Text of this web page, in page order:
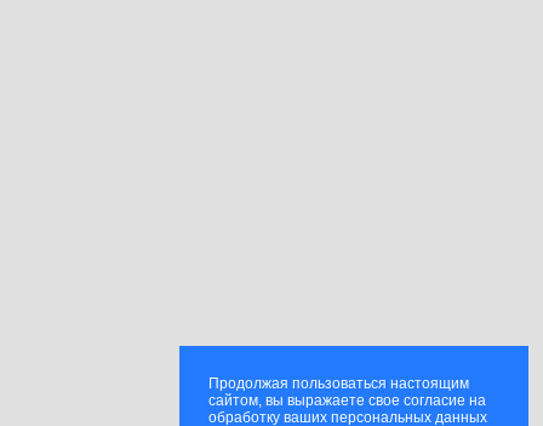
Продолжая пользоваться настоящим
сайтом, вы выражаете свое согласие на
обработку ваших персональных данных